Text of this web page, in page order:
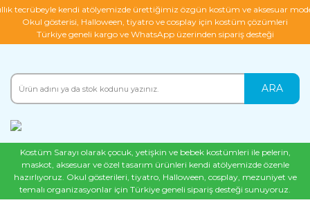
tecrübeyle kendi atölyemizde ürettiğimiz özgün kostüm ve aksesuar
Okul gösterisi, Halloween, tiyatro ve cosplay için kostüm çözümleri
Türkiye geneli kargo ve WhatsApp üzerinden sipariş desteği
ARA
Kostüm Sarayı olarak çocuk, yetişkin ve bebek kostümleri ile pelerin,
maskot, aksesuar ve özel tasarım ürünleri kendi atölyemizde özenle
hazırlıyoruz. Okul gösterileri, tiyatro, Halloween, cosplay, mezuniyet ve
temalı organizasyonlar için Türkiye geneli sipariş desteği sunuyoruz.